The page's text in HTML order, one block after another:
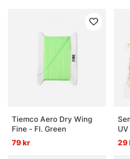
Tiemco Aero Dry Wing
Fine - Fl. Green
79 kr
29